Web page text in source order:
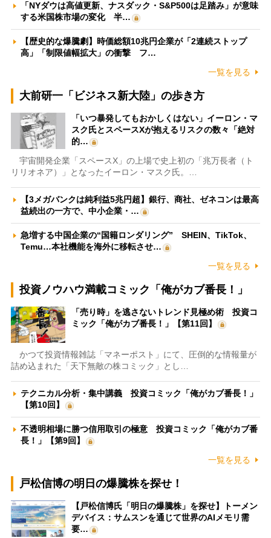
「NYダウは高値更新、ナスダック・S&P500は足踏み」が意味
する米国株市場の変化 半…
【歴史的な爆騰劇】時価総額10兆円企業が「2連続ストップ
高」「制限値幅拡大」の衝撃 フ…
一覧を見る
大前研一「ビジネス新大陸」の歩き方
「いつ暴発してもおかしくはない」イーロン・マ
スク氏とスペースXが抱えるリスクの数々「絶対
的…
宇宙開発企業「スペースX」の上場で史上初の「兆万長者（ト
リリオネア）」となったイーロン・マスク氏。…
【3メガバンクは純利益5兆円超】銀行、商社、ゼネコンは最高
益続出の一方で、中小企業・…
急増する中国企業の“国籍ロンダリング” SHEIN、TikTok、
Temu…本社機能を海外に移転させ…
一覧を見る
投資ノウハウ満載コミック「俺がカブ番長！」
「売り時」を逃さないトレンド見極め術 投資コ
ミック「俺がカブ番長！」【第11回】
かつて投資情報雑誌「マネーポスト」にて、圧倒的な情報量が
詰め込まれた「天下無敵の株コミック」とし…
テクニカル分析・集中講義 投資コミック「俺がカブ番長！」
【第10回】
不透明相場に勝つ信用取引の極意 投資コミック「俺がカブ番
長！」【第9回】
一覧を見る
戸松信博の明日の爆騰株を探せ！
【戸松信博氏「明日の爆騰株」を探せ】トーメン
デバイス：サムスンを通じて世界のAIメモリ需
要…